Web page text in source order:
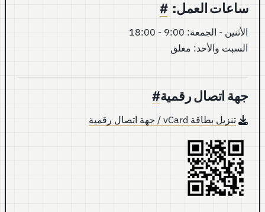
ساعات العمل:#
الأثنين - الجمعة: 9:00 - 18:00
السبت والأحد: مغلق
جهة اتصال رقمية#
تنزيل بطاقة vCard / جهة اتصال رقمية